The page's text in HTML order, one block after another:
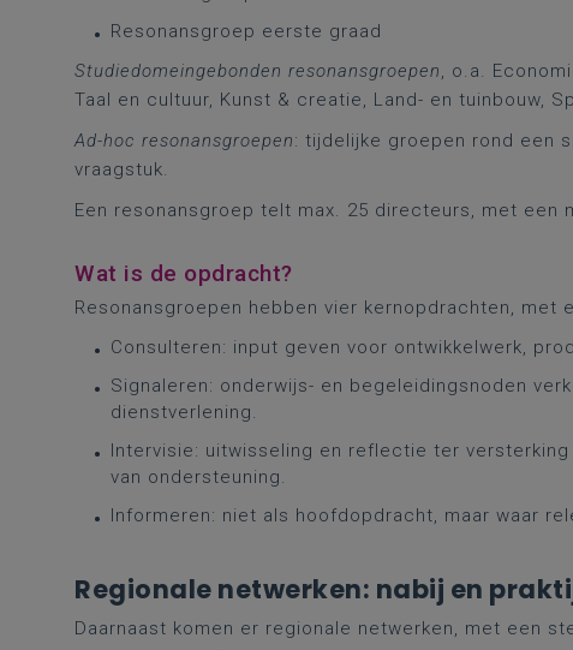
Resonansgroep eerste graad
Studiedomeingebonden resonansgroepen, o.a.
Taal en cultuur, Kunst & creatie, Land- en tuinbouw,
Ad-hoc resonansgroepen: tijdelijke groepen rond een
vraagstuk.
Een resonansgroep telt max. 25 directeurs, met een
Wat is de opdracht?
Resonansgroepen hebben vier kernopdrachten, met
Consulteren: input geven voor ontwikkelwerk,
Signaleren: onderwijs- en begeleidingsnoden
dienstverlening.
Intervisie: uitwisseling en reflectie ter
van ondersteuning.
Informeren: niet als hoofdopdracht, maar waar
Regionale netwerken: nabij en
Daarnaast komen er regionale netwerken, met een